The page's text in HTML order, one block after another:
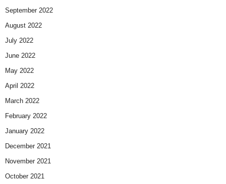
September 2022
August 2022
July 2022
June 2022
May 2022
April 2022
March 2022
February 2022
January 2022
December 2021
November 2021
October 2021